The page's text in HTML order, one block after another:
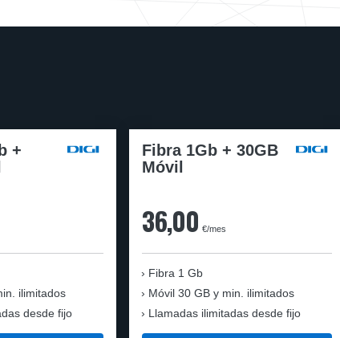
+
ilimitados
desde fijo
Fibra 1Gb + 30GB
Móvil
36,00 €/mes
Fibra 1 Gb
Móvil 30 GB y min. ilimitados
Llamadas ilimitadas desde fijo